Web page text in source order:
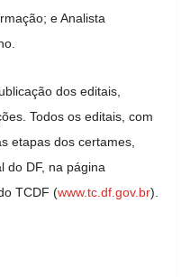
e Analista
dos editais,
Todos os editais, com
etapas dos certames,
do DF, na página
TCDF (www.tc.df.gov.br).